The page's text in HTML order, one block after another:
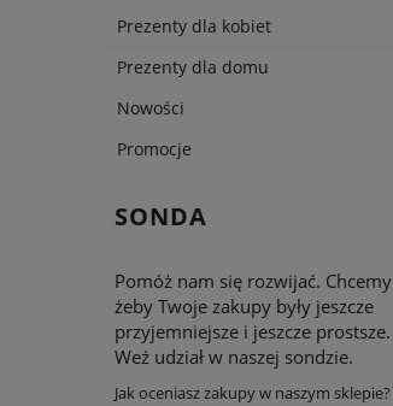
Prezenty dla kobiet
Prezenty dla domu
Nowości
Promocje
SONDA
Pomóż nam się rozwijać. Chcemy
żeby Twoje zakupy były jeszcze
przyjemniejsze i jeszcze prostsze.
Weź udział w naszej sondzie.
Jak oceniasz zakupy w naszym sklepie?